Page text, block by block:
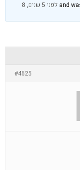
לפני 5 שנים, 8
#4625